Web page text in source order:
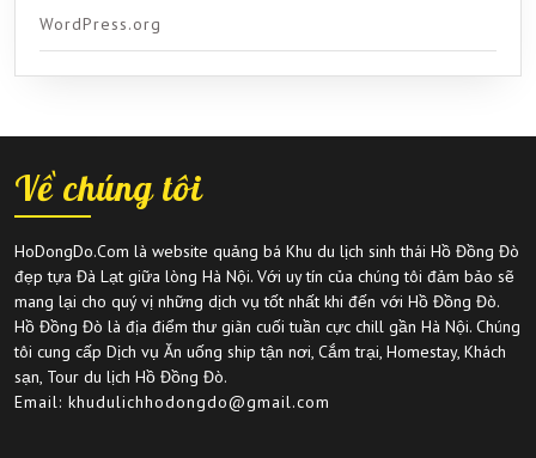
WordPress.org
Về chúng tôi
HoDongDo.Com là website quảng bá Khu du lịch sinh thái Hồ Đồng Đò
đẹp tựa Đà Lạt giữa lòng Hà Nội. Với uy tín của chúng tôi đảm bảo sẽ
mang lại cho quý vị những dịch vụ tốt nhất khi đến với Hồ Đồng Đò.
Hồ Đồng Đò là địa điểm thư giãn cuối tuần cực chill gần Hà Nội. Chúng
tôi cung cấp Dịch vụ Ăn uống ship tận nơi, Cắm trại, Homestay, Khách
sạn, Tour du lịch Hồ Đồng Đò.
Email: khudulichhodongdo@gmail.com